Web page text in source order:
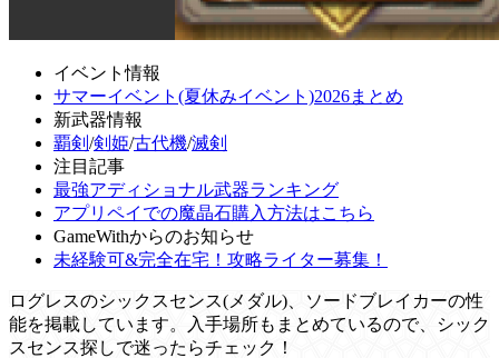
イベント情報
サマーイベント(夏休みイベント)2026まとめ
新武器情報
覇剣 /剣姫/古代機/滅剣
注目記事
最強アディショナル武器ランキング
アプリペイでの魔晶石購入方法はこちら
GameWithからのお知らせ
未経験可&完全在宅！攻略ライター募集！
ログレスのシックスセンス(メダル)、ソードブレイカーの性
能を掲載しています。入手場所もまとめているので、シック
スセンス探しで迷ったらチェック！